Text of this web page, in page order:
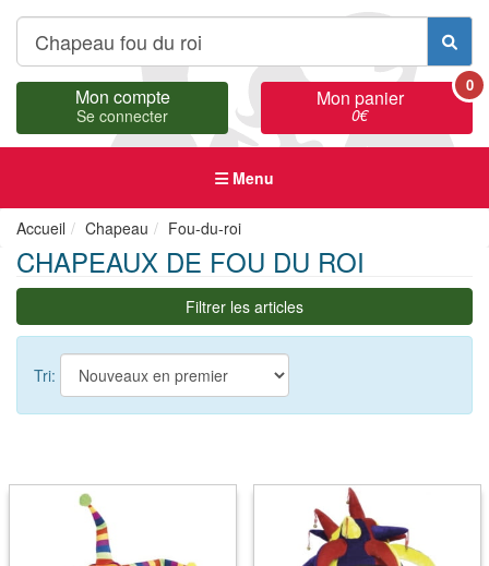
Mon compte
Se connecter
Mon panier
0€
0
Menu
Accueil Chapeau Fou-du-roi
CHAPEAUX DE FOU DU ROI
Filtrer les articles
Tri: